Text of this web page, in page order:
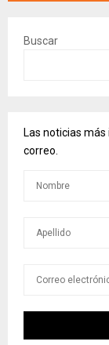
Buscar
Las noticias
correo.